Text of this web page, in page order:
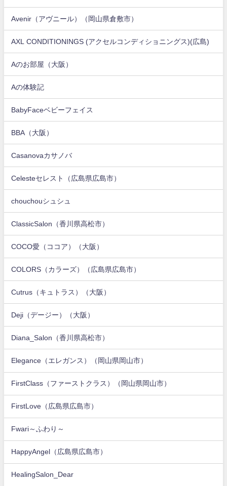
Avenir（アヴニール）（岡山県倉敷市）
AXL CONDITIONINGS (アクセルコンディショニングス)(広島)
Aのお部屋（大阪）
Aの体験記
BabyFaceベビーフェイス
BBA（大阪）
Casanovaカサノバ
Celesteセレスト（広島県広島市）
chouchouシュシュ
ClassicSalon（香川県高松市）
COCO愛（ココア）（大阪）
COLORS（カラーズ）（広島県広島市）
Cutrus（キュトラス）（大阪）
Deji（デージー）（大阪）
Diana_Salon（香川県高松市）
Elegance（エレガンス）（岡山県岡山市）
FirstClass（ファーストクラス）（岡山県岡山市）
FirstLove（広島県広島市）
Fwari～ふわり～
HappyAngel（広島県広島市）
HealingSalon_Dear